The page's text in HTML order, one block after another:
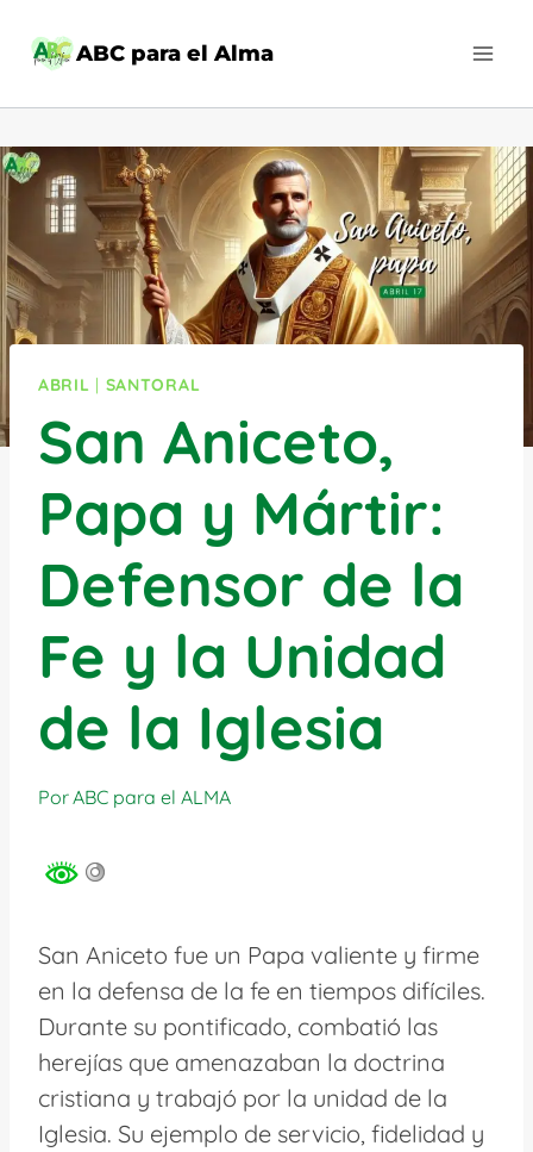
ABC para el Alma
ABRIL | SANTORAL
San Aniceto,
Papa y Mártir:
Defensor de la
Fe y la Unidad
de la Iglesia
PorABC para el ALMA
San Aniceto fue un Papa valiente y firme
en la defensa de la fe en tiempos difíciles.
Durante su pontificado, combatió las
herejías que amenazaban la doctrina
cristiana y trabajó por la unidad de la
Iglesia. Su ejemplo de servicio, fidelidad y